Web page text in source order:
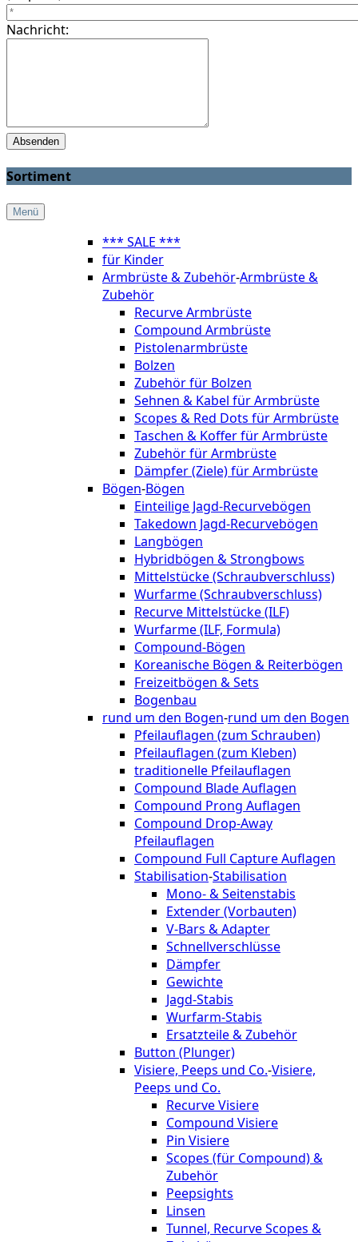
Nachricht:
Sortiment
Menü
*** SALE ***
für Kinder
Armbrüste & Zubehör-Armbrüste &
Zubehör
Recurve Armbrüste
Compound Armbrüste
Pistolenarmbrüste
Bolzen
Zubehör für Bolzen
Sehnen & Kabel für Armbrüste
Scopes & Red Dots für Armbrüste
Taschen & Koffer für Armbrüste
Zubehör für Armbrüste
Dämpfer (Ziele) für Armbrüste
Bögen-Bögen
Einteilige Jagd-Recurvebögen
Takedown Jagd-Recurvebögen
Langbögen
Hybridbögen & Strongbows
Mittelstücke (Schraubverschluss)
Wurfarme (Schraubverschluss)
Recurve Mittelstücke (ILF)
Wurfarme (ILF, Formula)
Compound-Bögen
Koreanische Bögen & Reiterbögen
Freizeitbögen & Sets
Bogenbau
rund um den Bogen-rund um den Bogen
Pfeilauflagen (zum Schrauben)
Pfeilauflagen (zum Kleben)
traditionelle Pfeilauflagen
Compound Blade Auflagen
Compound Prong Auflagen
Compound Drop-Away
Pfeilauflagen
Compound Full Capture Auflagen
Stabilisation-Stabilisation
Mono- & Seitenstabis
Extender (Vorbauten)
V-Bars & Adapter
Schnellverschlüsse
Dämpfer
Gewichte
Jagd-Stabis
Wurfarm-Stabis
Ersatzteile & Zubehör
Button (Plunger)
Visiere, Peeps und Co.-Visiere,
Peeps und Co.
Recurve Visiere
Compound Visiere
Pin Visiere
Scopes (für Compound) &
Zubehör
Peepsights
Linsen
Tunnel, Recurve Scopes &